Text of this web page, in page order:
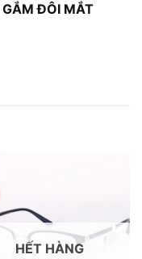
GẮM ĐÔI MẮT
HẾT HÀNG